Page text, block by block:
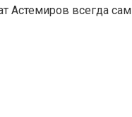
Астемиров всегда сам